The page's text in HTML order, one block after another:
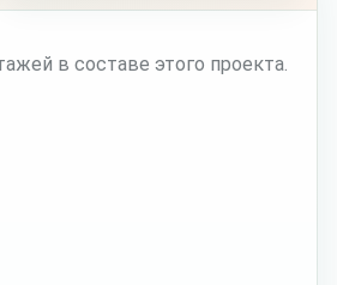
в составе этого проекта.